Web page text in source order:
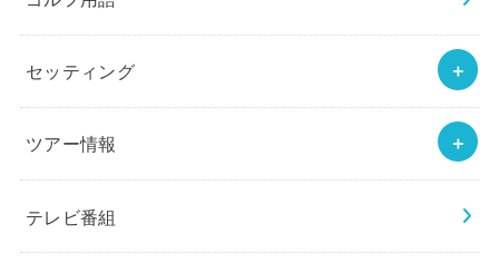
セッティング
ツアー情報
テレビ番組